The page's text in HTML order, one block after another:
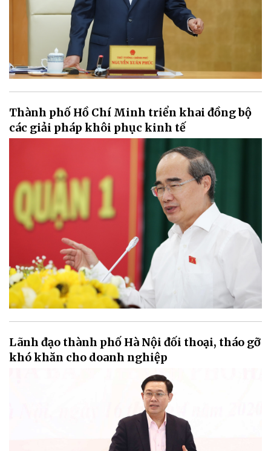
Thành phố Hồ Chí Minh triển khai đồng bộ
các giải pháp khôi phục kinh tế
Lãnh đạo thành phố Hà Nội đối thoại, tháo gỡ
khó khăn cho doanh nghiệp